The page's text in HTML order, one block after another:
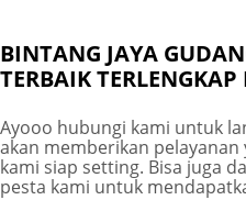
BINTANG JAYA
TERBAIK
Ayooo hubungi kami untuk
akan memberikan
kami siap setting. Bisa juga
pesta kami untuk